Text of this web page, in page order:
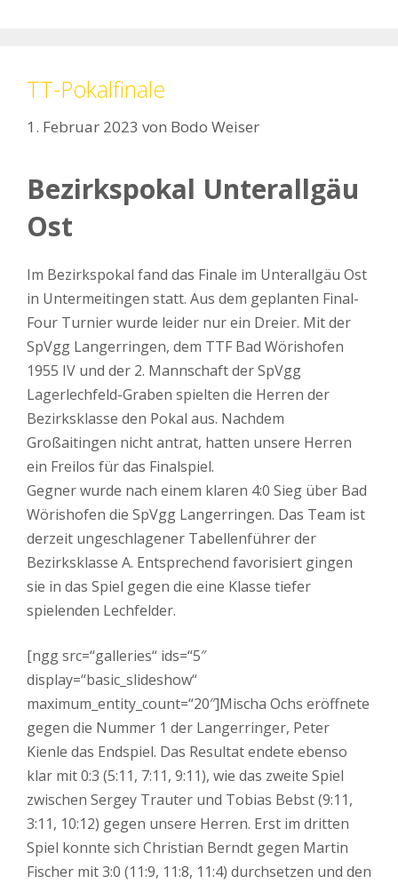
TT-Pokalfinale
1. Februar 2023 von Bodo Weiser
Bezirkspokal Unterallgäu
Ost
Im Bezirkspokal fand das Finale im Unterallgäu Ost
in Untermeitingen statt. Aus dem geplanten Final-
Four Turnier wurde leider nur ein Dreier. Mit der
SpVgg Langerringen, dem TTF Bad Wörishofen
1955 IV und der 2. Mannschaft der SpVgg
Lagerlechfeld-Graben spielten die Herren der
Bezirksklasse den Pokal aus. Nachdem
Großaitingen nicht antrat, hatten unsere Herren
ein Freilos für das Finalspiel.
Gegner wurde nach einem klaren 4:0 Sieg über Bad
Wörishofen die SpVgg Langerringen. Das Team ist
derzeit ungeschlagener Tabellenführer der
Bezirksklasse A. Entsprechend favorisiert gingen
sie in das Spiel gegen die eine Klasse tiefer
spielenden Lechfelder.
[ngg src=“galleries“ ids=“5″
display=“basic_slideshow“
maximum_entity_count=“20″]Mischa Ochs eröffnete
gegen die Nummer 1 der Langerringer, Peter
Kienle das Endspiel. Das Resultat endete ebenso
klar mit 0:3 (5:11, 7:11, 9:11), wie das zweite Spiel
zwischen Sergey Trauter und Tobias Bebst (9:11,
3:11, 10:12) gegen unsere Herren. Erst im dritten
Spiel konnte sich Christian Berndt gegen Martin
Fischer mit 3:0 (11:9, 11:8, 11:4) durchsetzen und den